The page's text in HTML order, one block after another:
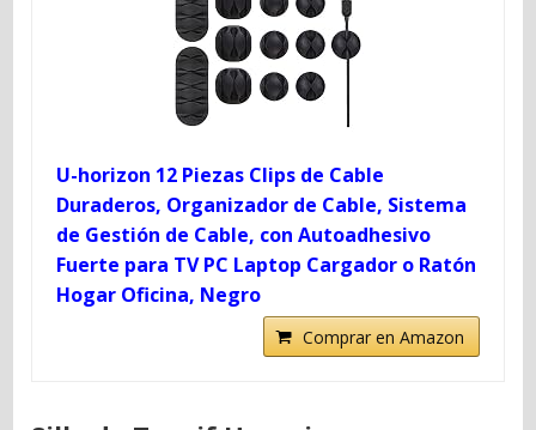
U-horizon 12 Piezas Clips de Cable
Duraderos, Organizador de Cable, Sistema
de Gestión de Cable, con Autoadhesivo
Fuerte para TV PC Laptop Cargador o Ratón
Hogar Oficina, Negro
Comprar en Amazon